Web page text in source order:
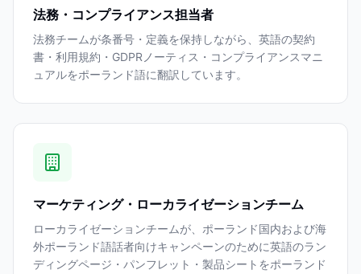
法務・コンプライアンス担当者
法務チームが条番号・定義を保持しながら、英語の契約
書・利用規約・GDPRノーティス・コンプライアンスマニ
ュアルをポーランド語に翻訳しています。
マーケティング・ローカライゼーションチーム
ローカライゼーションチームが、ポーランド国内および海
外ポーランド語話者向けキャンペーンのために英語のラン
ディングページ・パンフレット・製品シートをポーランド